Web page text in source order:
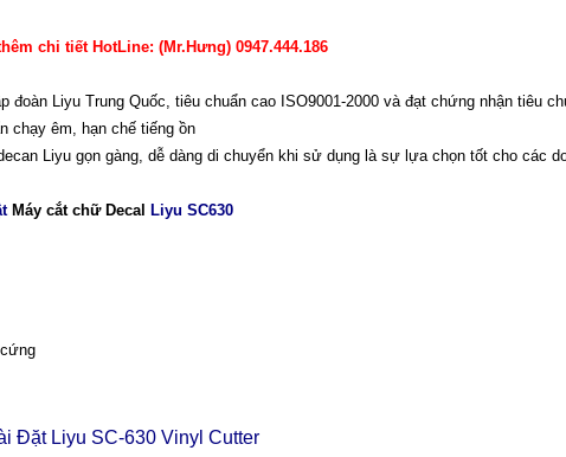
chi tiết HotLine: (Mr.Hưng) 0947.444.186
đoàn Liyu Trung Quốc, tiêu chuẩn cao ISO9001-2000 và đạt chứng nhận tiêu
chạy êm, hạn chế tiếng ồn
Liyu gọn gàng, dễ dàng di chuyển khi sử dụng là sự lựa chọn tốt cho các
Máy cắt chữ Decal Liyu SC630
Đặt Liyu SC-630 Vinyl Cutter